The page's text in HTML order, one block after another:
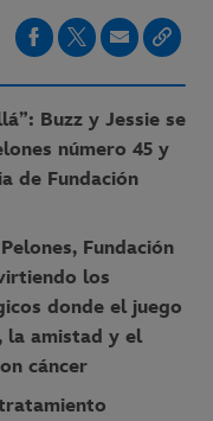
Buzz y Jessie se
número 45 y
de Fundación
Fundación
los
donde el juego
la amistad y el
cáncer